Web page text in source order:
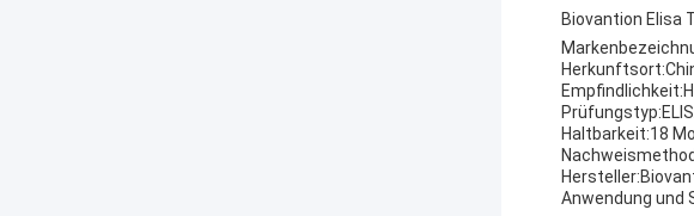
Biovantion Elisa
Herkunftsort:
Empfindlichkeit:
Prüfungstyp:
Haltbarkeit:18
Hersteller:
Anwendung und